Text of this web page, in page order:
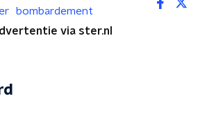
bombardement
via ster.nl